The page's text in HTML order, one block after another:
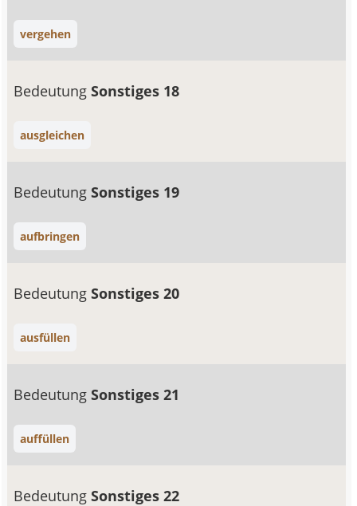
vergehen
BedeutungSonstiges 18
ausgleichen
BedeutungSonstiges 19
aufbringen
BedeutungSonstiges 20
ausfüllen
BedeutungSonstiges 21
auffüllen
BedeutungSonstiges 22